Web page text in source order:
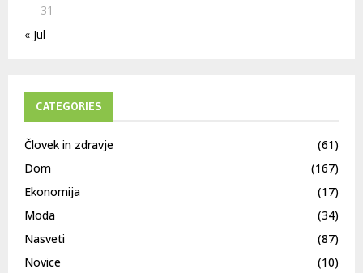
31
« Jul
CATEGORIES
Človek in zdravje
(61)
Dom
(167)
Ekonomija
(17)
Moda
(34)
Nasveti
(87)
Novice
(10)